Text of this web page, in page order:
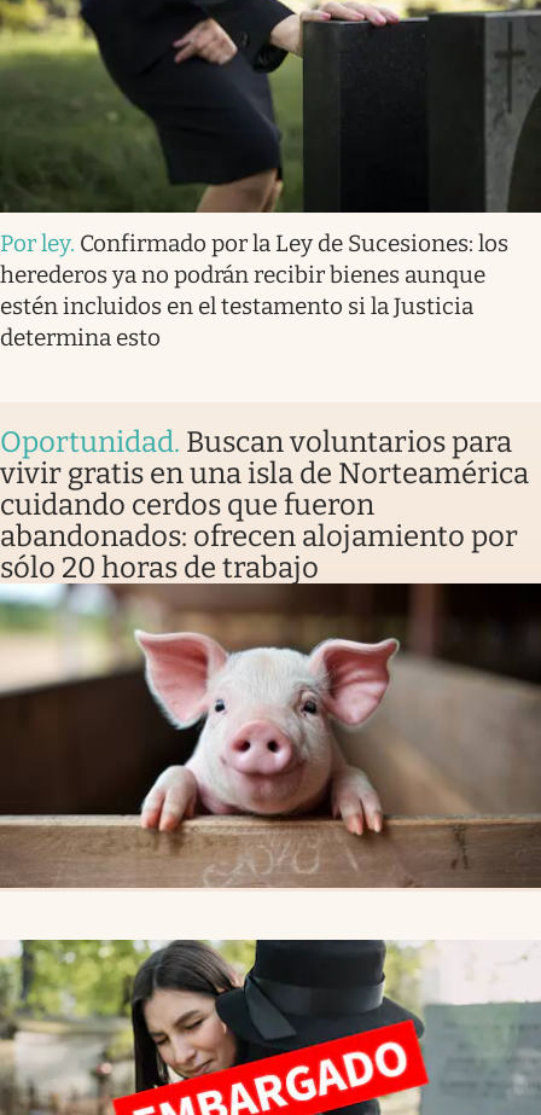
Por ley. Confirmado por la Ley de Sucesiones: los
herederos ya no podrán recibir bienes aunque
estén incluidos en el testamento si la Justicia
determina esto
Oportunidad. Buscan voluntarios para
vivir gratis en una isla de Norteamérica
cuidando cerdos que fueron
abandonados: ofrecen alojamiento por
sólo 20 horas de trabajo